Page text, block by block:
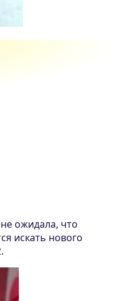
ожидала, что
искать нового